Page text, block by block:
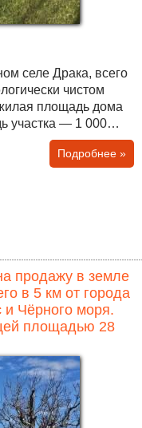
селе Драка, всего
площадь дома
вид наПодробнее »
продажу в земле
в 5 км от города
и Чёрного моря.
площадью 28